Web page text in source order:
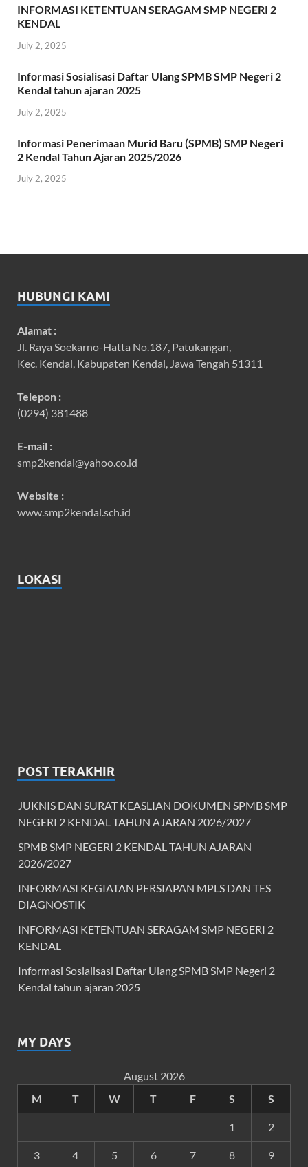
INFORMASI KETENTUAN SERAGAM SMP NEGERI 2
KENDAL
July 2, 2025
Informasi Sosialisasi Daftar Ulang SPMB SMP Negeri 2
Kendal tahun ajaran 2025
July 2, 2025
Informasi Penerimaan Murid Baru (SPMB) SMP Negeri
2 Kendal Tahun Ajaran 2025/2026
July 2, 2025
HUBUNGI KAMI
Alamat :
Jl. Raya Soekarno-Hatta No.187, Patukangan,
Kec. Kendal, Kabupaten Kendal, Jawa Tengah 51311
Telepon :
(0294) 381488
E-mail :
smp2kendal@yahoo.co.id
Website :
www.smp2kendal.sch.id
LOKASI
POST TERAKHIR
JUKNIS DAN SURAT KEASLIAN DOKUMEN SPMB SMP
NEGERI 2 KENDAL TAHUN AJARAN 2026/2027
SPMB SMP NEGERI 2 KENDAL TAHUN AJARAN
2026/2027
INFORMASI KEGIATAN PERSIAPAN MPLS DAN TES
DIAGNOSTIK
INFORMASI KETENTUAN SERAGAM SMP NEGERI 2
KENDAL
Informasi Sosialisasi Daftar Ulang SPMB SMP Negeri 2
Kendal tahun ajaran 2025
MY DAYS
August 2026
M
T W T F S S
1 2
3 4 5 6 7 8 9